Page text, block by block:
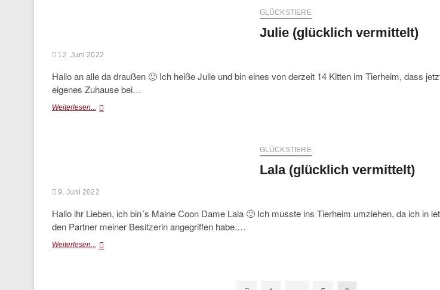
GLÜCKSTIERE
Julie (glücklich vermittelt)
12. Juni 2022
Hallo an alle da draußen 🙂 Ich heiße Julie und bin eines von derzeit 14 Kitten im Tierheim, dass
eigenes Zuhause bei…
Weiterlesen... Julie
GLÜCKSTIERE
Lala (glücklich vermittelt)
9. Juni 2022
Hallo ihr Lieben, ich bin´s Maine Coon Dame Lala 🙂 Ich musste ins Tierheim umziehen, da ich in
den Partner meiner Besitzerin angegriffen habe.…
Weiterlesen... Lala